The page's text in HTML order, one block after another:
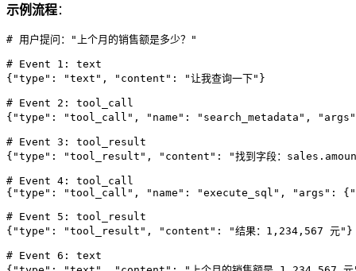
示例流程：
# 用户提问："上个月的销售额是多少？"
# Event 1: text
{"type": "text", "content": "让我查询一下"}
# Event 2: tool_call
{"type": "tool_call", "name": "search_metadata",
# Event 3: tool_result
{"type": "tool_result", "content": "找到字段：
# Event 4: tool_call
{"type": "tool_call", "name": "execute_sql", "args":
# Event 5: tool_result
{"type": "tool_result", "content": "结果：1,234,567 元"}
# Event 6: text